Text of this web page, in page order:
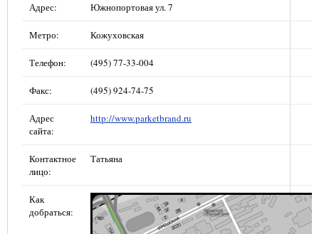
Адрес: Южнопортовая ул. 7
Метро: Кожуховская
Телефон: (495) 77-33-004
Факс: (495) 924-74-75
Адрес
сайта:
http://www.parketbrand.ru
Контактное
лицо:
Татьяна
Как
добраться: